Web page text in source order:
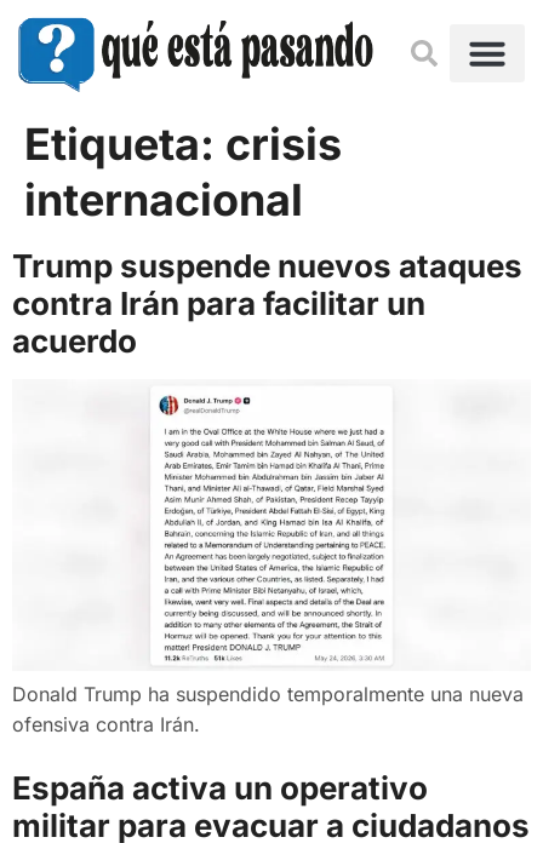
Etiqueta: crisis
internacional
Trump suspende nuevos ataques
contra Irán para facilitar un
acuerdo
Donald Trump ha suspendido temporalmente una nueva
ofensiva contra Irán.
España activa un operativo
militar para evacuar a ciudadanos